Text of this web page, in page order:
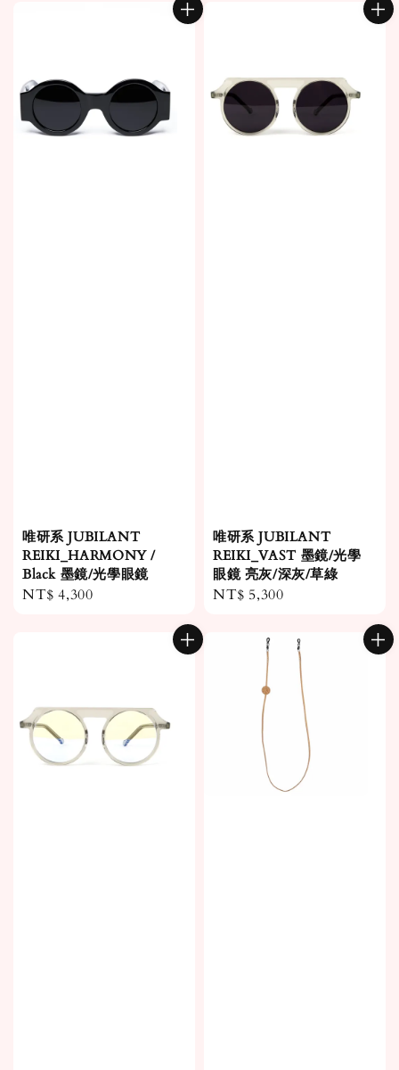
唯研系 JUBILANT
REIKI_HARMONY /
Black 墨鏡/光學眼鏡
Regular
NT$ 4,300
唯研系 JUBILANT
REIKI_VAST 墨鏡/光學
眼鏡 亮灰/深灰/草綠
Regular
NT$ 5,300